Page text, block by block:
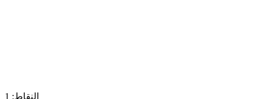
النقاط: 1